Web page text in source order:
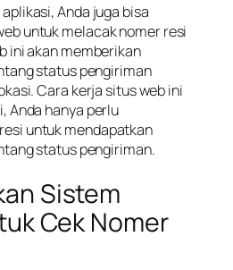
Anda juga bisa
untuk melacak nomer resi
ini akan memberikan
status pengiriman
Cara kerja situs web ini
Anda hanya perlu
untuk mendapatkan
status pengiriman.
Sistem
Cek Nomer